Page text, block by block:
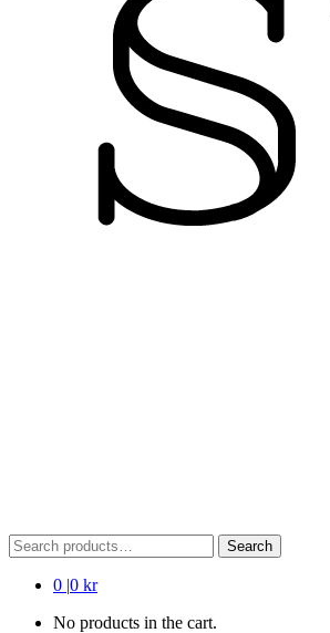
Search
for:
Search
0 |0 kr
No products in the cart.